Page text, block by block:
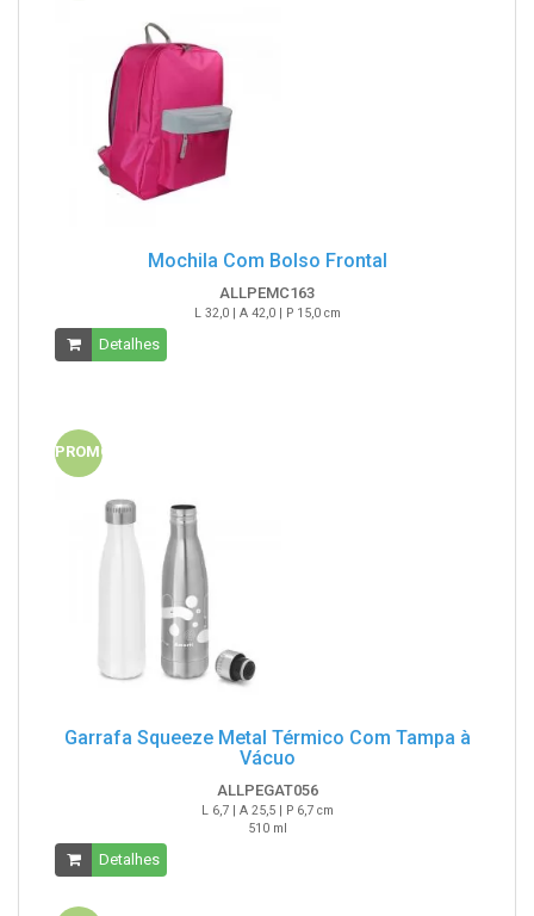
Mochila Com Bolso Frontal
ALLPEMC163
L 32,0 | A 42,0 | P 15,0 cm
Detalhes
PROMO
Garrafa Squeeze Metal Térmico Com Tampa à
Vácuo
ALLPEGAT056
L 6,7 | A 25,5 | P 6,7 cm
510 ml
Detalhes